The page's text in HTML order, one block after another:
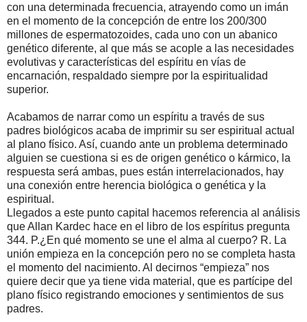
con una determinada frecuencia, atrayendo como un imán
en el momento de la concepción de entre los 200/300
millones de espermatozoides, cada uno con un abanico
genético diferente, al que más se acople a las necesidades
evolutivas y características del espíritu en vías de
encarnación, respaldado siempre por la espiritualidad
superior.
Acabamos de narrar como un espíritu a través de sus
padres biológicos acaba de imprimir su ser espiritual actual
al plano físico. Así, cuando ante un problema determinado
alguien se cuestiona si es de origen genético o kármico, la
respuesta será ambas, pues están interrelacionados, hay
una conexión entre herencia biológica o genética y la
espiritual.
Llegados a este punto capital hacemos referencia al análisis
que Allan Kardec hace en el libro de los espíritus pregunta
344. P.¿En qué momento se une el alma al cuerpo? R. La
unión empieza en la concepción pero no se completa hasta
el momento del nacimiento. Al decirnos “empieza” nos
quiere decir que ya tiene vida material, que es partícipe del
plano físico registrando emociones y sentimientos de sus
padres.